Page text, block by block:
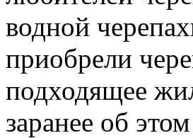
водной
приобрели
подходящее
заранее об